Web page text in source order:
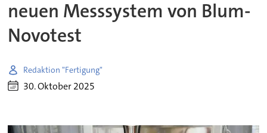
neuen Messsystem von Blum-
Novotest
Redaktion "Fertigung"
30. Oktober 2025